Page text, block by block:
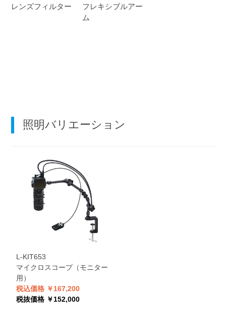
レンズフィルター
フレキシブルアー
ム
照明バリエーション
L-KIT653
マイクロスコープ（モニター
用）
税込価格 ￥167,200
税抜価格 ￥152,000